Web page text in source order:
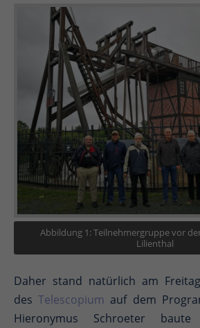
Abbildung 1: Teilnehmergruppe vor
Lilienthal
Daher stand natürlich am
desTelescopium auf dem
Hieronymus Schroeter